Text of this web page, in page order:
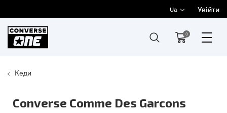
Ua Увійти
0
Кеди
Converse Comme Des Garcons